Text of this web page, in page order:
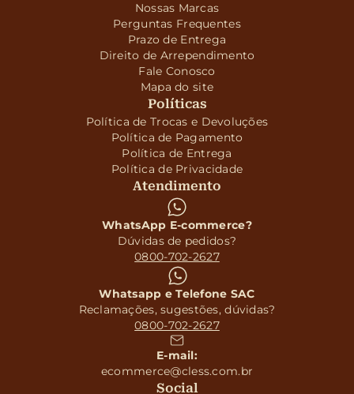
Nossas Marcas
Perguntas Frequentes
Prazo de Entrega
Direito de Arrependimento
Fale Conosco
Mapa do site
Políticas
Política de Trocas e Devoluções
Política de Pagamento
Política de Entrega
Política de Privacidade
Atendimento
WhatsApp E-commerce?
Dúvidas de pedidos?
0800-702-2627
Whatsapp e Telefone SAC
Reclamações, sugestões, dúvidas?
0800-702-2627
E-mail:
ecommerce@cless.com.br
Social